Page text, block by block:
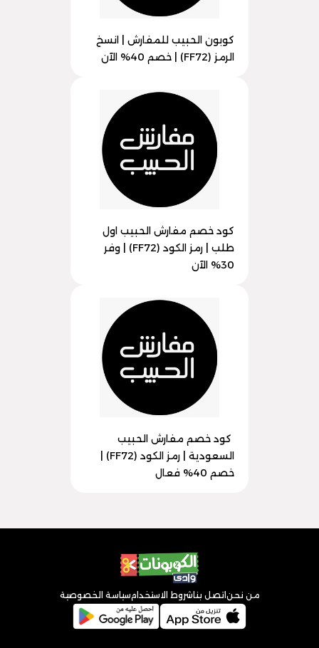
كوبون الحبيب للمفارش | انسخ
الرمز (FF72) | خصم 40% الآن
كود خصم مفارش الحبيب اول
طلب | رمز الكود (FF72) | وفر
30% الآن
كود خصم مفارش الحبيب
السعودية | رمز الكود (FF72) |
خصم 40% فعال
من نحن اتصل بنا شروط الاستخدامسياسة الخصوصية